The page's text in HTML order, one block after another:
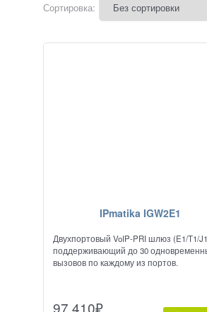
Сортировка:
IPmatika IGW2E1
Двухпортовый VoIP-PRI шлюз (E1/T1/
поддерживающий до 30
вызовов по каждому из портов.
97 410₽